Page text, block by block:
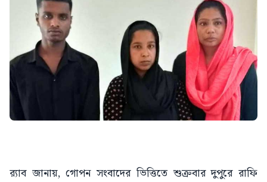
র‍্যাব জানায়, গোপন সংবাদের ভিত্তিতে শুক্রবার দুপুরে রাফি